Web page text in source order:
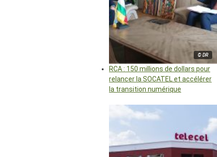
© DR
RCA : 150 millions de dollars pour
relancer la SOCATEL et accélérer
la transition numérique